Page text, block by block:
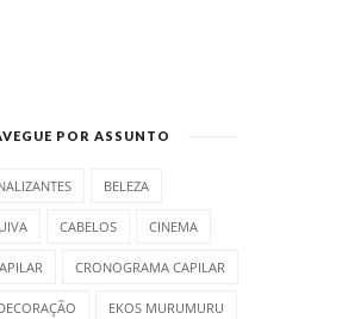
POR ASSUNTO
BELEZA
CABELOS CINEMA
CRONOGRAMA CAPILAR
EKOS MURUMURU